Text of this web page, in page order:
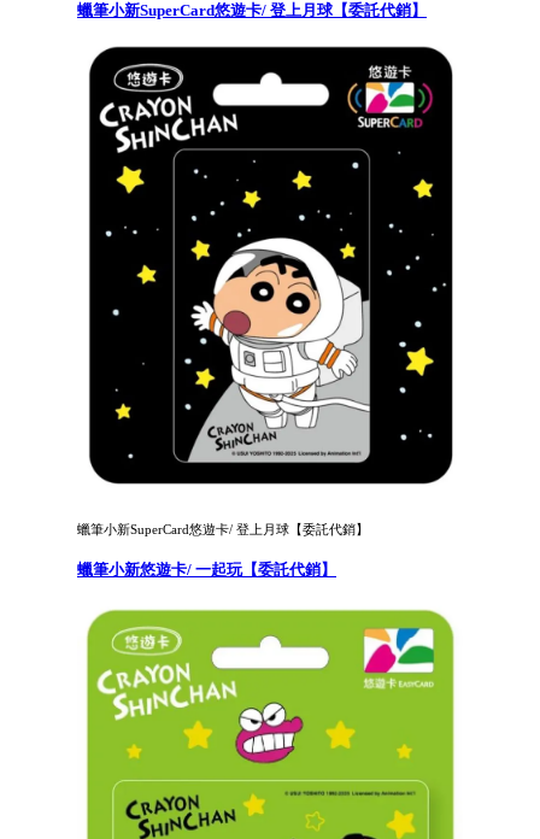
蠟筆小新SuperCard悠遊卡/ 登上月球【委託代銷】
蠟筆小新SuperCard悠遊卡/ 登上月球【委託代銷】
蠟筆小新悠遊卡/ 一起玩【委託代銷】